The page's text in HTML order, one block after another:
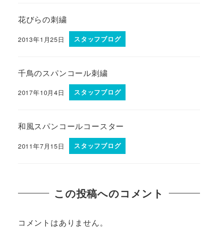
花びらの刺繍
2013年1月25日 スタッフブログ
千鳥のスパンコール刺繍
2017年10月4日 スタッフブログ
和風スパンコールコースター
2011年7月15日 スタッフブログ
この投稿へのコメント
コメントはありません。